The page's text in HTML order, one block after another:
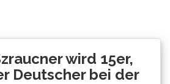
wird 15er,
Deutscher bei der